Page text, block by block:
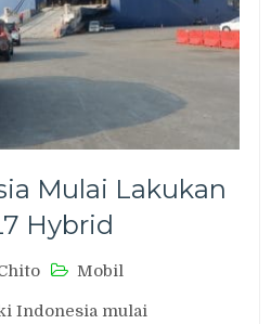
Mulai Lakukan
Hybrid
Mobil
Indonesia mulai